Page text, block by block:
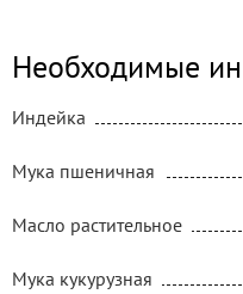
Необходимые
Индейка
Мука пшеничная
Масло растительное
Мука кукурузная